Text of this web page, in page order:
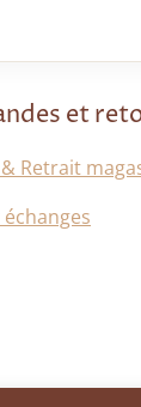
et
Retrait